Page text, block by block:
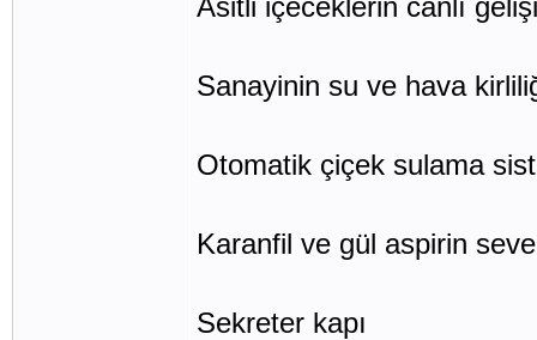
Asitli içeceklerin canlı
Sanayinin su ve hava
Otomatik çiçek sulama
Karanfil ve gül aspirin
Sekreter kapı